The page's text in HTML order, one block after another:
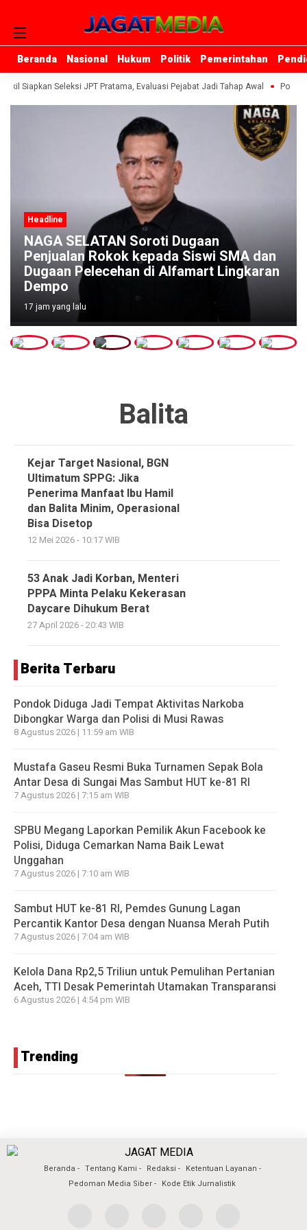
Beranda Nasional Hukum Politik Pemerintahan
Beranda Nasional Hukum Politik Pemerintahan
Siapkan Seleksi JPT Pratama, Evaluasi Pejabat Jadi Tahap Awal
Headline
NAGA SELATAN Soroti Dugaan
Penjualan Rokok kepada Siswi SMA dan
Dugaan Pelecehan di Alfamart Lingkaran
Dempo
17 jam yang lalu
Balita
Kejar Target Nasional, BGN
Ultimatum SPPG: Jika
Penerima Manfaat Ibu Hamil
dan Balita Minim, Operasional
Bisa Disetop
12 Mei 2026 - 10:17 WIB
53 Anak Jadi Korban, Menteri
PPPA Minta Pelaku Kekerasan
Daycare Dihukum Berat
27 April 2026 - 20:43 WIB
Berita Terbaru
Pondok Diduga Jadi Tempat Aktivitas Narkoba
Dibongkar Warga dan Polisi di Musi Rawas
8 Agustus 2026 | 11:59 am WIB
Mustafa Gaseu Resmi Buka Turnamen Sepak Bola
Antar Desa di Sungai Mas Sambut HUT ke-81 RI
7 Agustus 2026 | 7:15 am WIB
SPBU Megang Laporkan Pemilik Akun Facebook ke
Polisi, Diduga Cemarkan Nama Baik Lewat
Unggahan
7 Agustus 2026 | 7:10 am WIB
Sambut HUT ke-81 RI, Pemdes Gunung Lagan
Percantik Kantor Desa dengan Nuansa Merah Putih
7 Agustus 2026 | 7:04 am WIB
Kelola Dana Rp2,5 Triliun untuk Pemulihan Pertanian
Aceh, TTI Desak Pemerintah Utamakan Transparansi
6 Agustus 2026 | 4:54 pm WIB
Trending
Beranda Tentang Kami Redaksi
Ketentuan Layanan
Pedoman Media Siber
Kode Etik Jurnalistik